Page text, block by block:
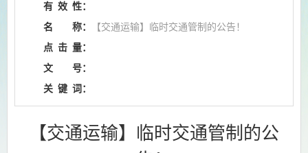
有 效 性：
名
称：
【交通运输】临时交通管制的公告！
点 击 量：
文
号：
关 键 词：
【交通运输】临时交通管制的公